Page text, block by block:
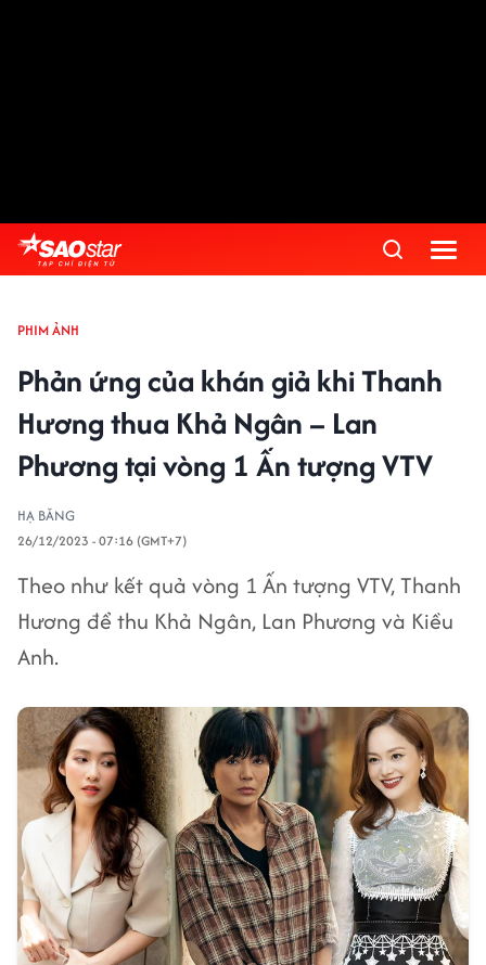
PHIM ẢNH
Phản ứng của khán giả khi Thanh
Hương thua Khả Ngân – Lan
Phương tại vòng 1 Ấn tượng VTV
HẠ BĂNG
26/12/2023 - 07:16 (GMT+7)
Theo như kết quả vòng 1 Ấn tượng VTV, Thanh
Hương để thu Khả Ngân, Lan Phương và Kiều
Anh.